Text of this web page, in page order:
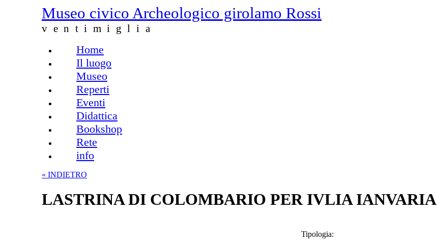
Salta al contenuto principale
Museo civico Archeologico girolamo Rossi
ventimiglia
Menu principale
Home
Il luogo
Museo
Reperti
Eventi
Didattica
Bookshop
Rete
info
« INDIETRO
LASTRINA DI COLOMBARIO PER IVLIA IANVARIA
Tipologia: